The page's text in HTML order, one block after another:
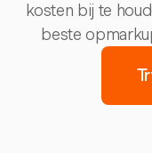
kosten bij te
beste